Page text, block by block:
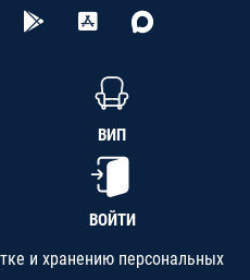
ВИП
ВОЙТИ
и хранению персональных